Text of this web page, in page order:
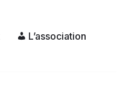
L’association